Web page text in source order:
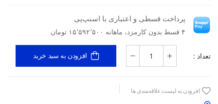
پرداخت قسطی و اعتباری با اسنپ‌پی
۴ قسط بدون کارمزد، ماهانه ۱۵٬۵۹۲٬۵۰۰ تومان
تعداد : افزودن به سبد خرید
افزودن به لیست علاقه‌مندی ها